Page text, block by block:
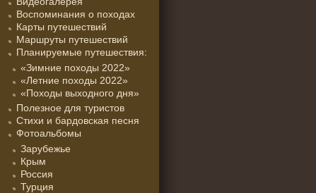
Воспоминания о походах
Карты путешествий
Маршруты путешествий
Планируемые путешествия:
«Зимние походы 2022»
«Летние походы 2022»
«Походы выходного дня»
Полезное для туристов
Стихи и бардовская песня
Фотоальбомы
Зарубежье
Крым
Россия
Турция